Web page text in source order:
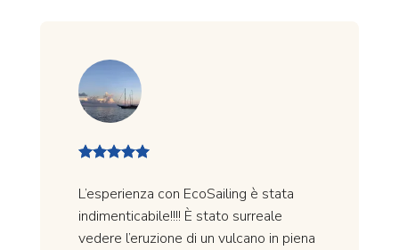
L’esperienza con EcoSailing è stata
indimenticabile!!!! È stato surreale
vedere l’eruzione di un vulcano in piena